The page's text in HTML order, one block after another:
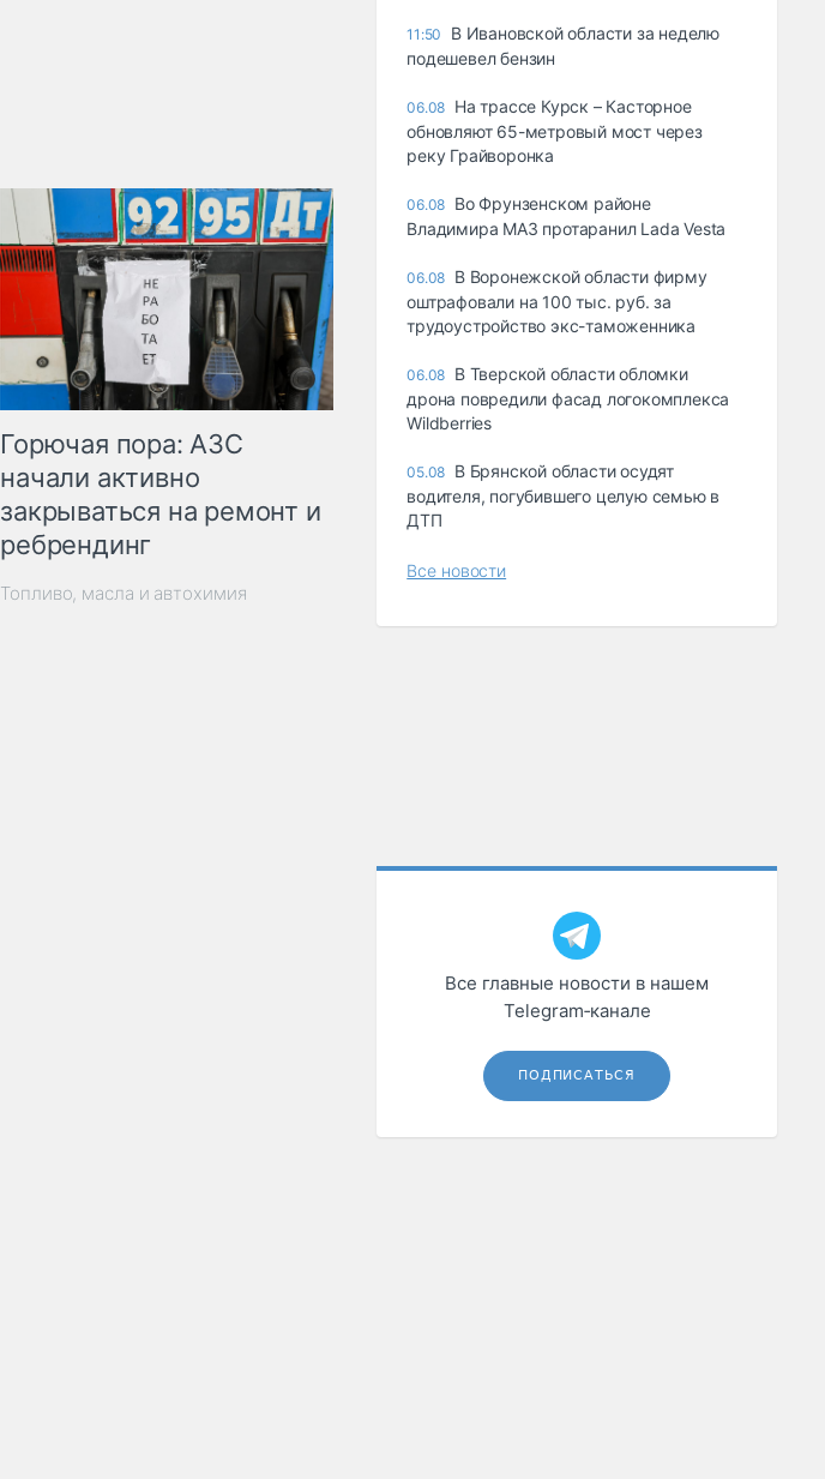
Горючая пора: АЗС
начали активно
закрываться на ремонт и
ребрендинг
Топливо, масла и автохимия
11:50
В Ивановской области за неделю
подешевел бензин
06.08 На трассе Курск – Касторное
обновляют 65-метровый мост через
реку Грайворонка
06.08 Во Фрунзенском районе
Владимира МАЗ протаранил Lada Vesta
06.08 В Воронежской области фирму
оштрафовали на 100 тыс. руб. за
трудоустройство экс-таможенника
06.08 В Тверской области обломки
дрона повредили фасад логокомплекса
Wildberries
05.08 В Брянской области осудят
водителя, погубившего целую семью в
ДТП
Все новости
Все главные новости в нашем
Telegram‑канале
ПОДПИСАТЬСЯ